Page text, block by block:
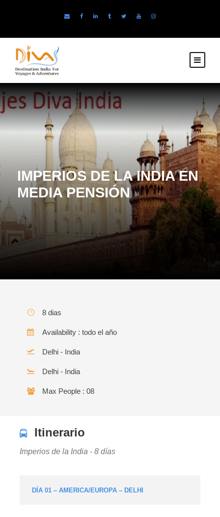
IMPERIOS DE LA INDIA EN
MEDIA PENSIÓN
8 dias
Availability : todo el año
Delhi - India
Delhi - India
Max People : 08
Itinerario
Imperios de la India - 8 días
DÍA 01 – AMERICA/EUROPA – DELHI